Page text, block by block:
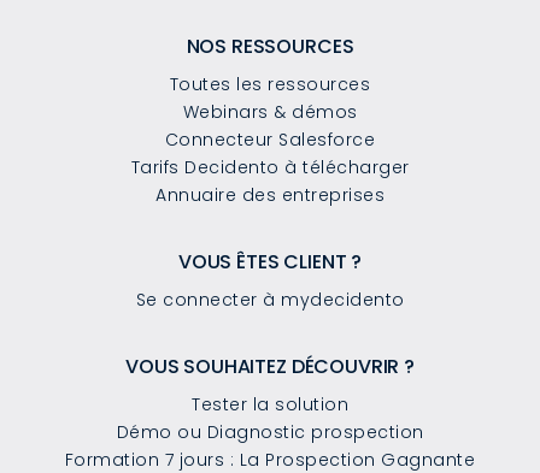
NOS RESSOURCES
Toutes les ressources
Webinars & démos
Connecteur Salesforce
Tarifs Decidento à télécharger
Annuaire des entreprises
VOUS ÊTES CLIENT ?
Se connecter à mydecidento
VOUS SOUHAITEZ DÉCOUVRIR ?
Tester la solution
Démo ou Diagnostic prospection
Formation 7 jours : La Prospection Gagnante